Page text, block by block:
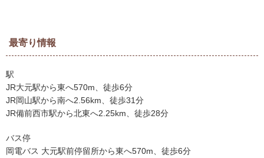
最寄り情報
駅
JR大元駅から東へ570m、徒歩6分
JR岡山駅から南へ2.56km、徒歩31分
JR備前西市駅から北東へ2.25km、徒歩28分
バス停
岡電バス 大元駅前停留所から東へ570m、徒歩6分